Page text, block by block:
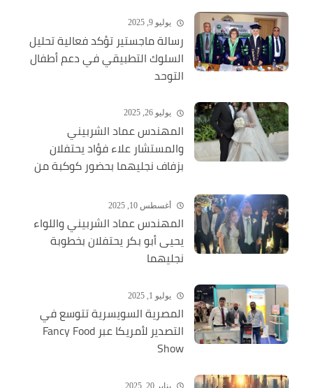
يوليو 9, 2025
رسالة ماجستير تؤكد فعالية تحليل
السلوك التطبيقي في دعم أطفال
التوحد
يوليو 26, 2025
المهندس عماد الشربيني
والمستشار علاء فؤاد يحتفلان
بزفاف نجليهما بحضور كوكبة من
أغسطس 10, 2025
المهندس عماد الشربيني واللواء
يحيى أبو بكر يحتفلان بخطوبة
نجليهما
يوليو 1, 2025
المصرية السويسرية تتوسع في
التصدير لأمريكا عبر Fancy Food
Show
يناير 20, 2025